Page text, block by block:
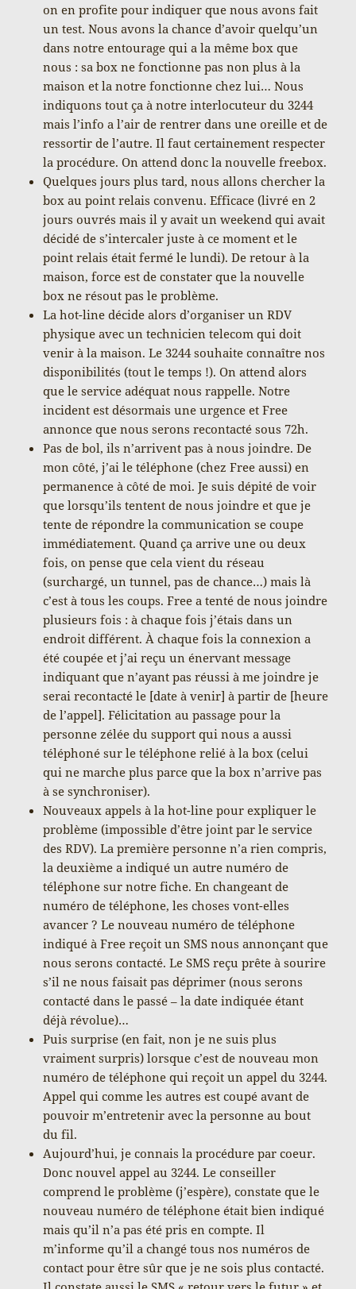
on en profite pour indiquer que nous avons fait
un test. Nous avons la chance d’avoir quelqu’un
dans notre entourage qui a la même box que
nous : sa box ne fonctionne pas non plus à la
maison et la notre fonctionne chez lui… Nous
indiquons tout ça à notre interlocuteur du 3244
mais l’info a l’air de rentrer dans une oreille et de
ressortir de l’autre. Il faut certainement respecter
la procédure. On attend donc la nouvelle freebox.
Quelques jours plus tard, nous allons chercher la
box au point relais convenu. Efficace (livré en 2
jours ouvrés mais il y avait un weekend qui avait
décidé de s’intercaler juste à ce moment et le
point relais était fermé le lundi). De retour à la
maison, force est de constater que la nouvelle
box ne résout pas le problème.
La hot-line décide alors d’organiser un RDV
physique avec un technicien telecom qui doit
venir à la maison. Le 3244 souhaite connaître nos
disponibilités (tout le temps !). On attend alors
que le service adéquat nous rappelle. Notre
incident est désormais une urgence et Free
annonce que nous serons recontacté sous 72h.
Pas de bol, ils n’arrivent pas à nous joindre. De
mon côté, j’ai le téléphone (chez Free aussi) en
permanence à côté de moi. Je suis dépité de voir
que lorsqu’ils tentent de nous joindre et que je
tente de répondre la communication se coupe
immédiatement. Quand ça arrive une ou deux
fois, on pense que cela vient du réseau
(surchargé, un tunnel, pas de chance…) mais là
c’est à tous les coups. Free a tenté de nous joindre
plusieurs fois : à chaque fois j’étais dans un
endroit différent. À chaque fois la connexion a
été coupée et j’ai reçu un énervant message
indiquant que n’ayant pas réussi à me joindre je
serai recontacté le [date à venir] à partir de [heure
de l’appel]. Félicitation au passage pour la
personne zélée du support qui nous a aussi
téléphoné sur le téléphone relié à la box (celui
qui ne marche plus parce que la box n’arrive pas
à se synchroniser).
Nouveaux appels à la hot-line pour expliquer le
problème (impossible d’être joint par le service
des RDV). La première personne n’a rien compris,
la deuxième a indiqué un autre numéro de
téléphone sur notre fiche. En changeant de
numéro de téléphone, les choses vont-elles
avancer ? Le nouveau numéro de téléphone
indiqué à Free reçoit un SMS nous annonçant que
nous serons contacté. Le SMS reçu prête à sourire
s’il ne nous faisait pas déprimer (nous serons
contacté dans le passé – la date indiquée étant
déjà révolue)…
Puis surprise (en fait, non je ne suis plus
vraiment surpris) lorsque c’est de nouveau mon
numéro de téléphone qui reçoit un appel du 3244.
Appel qui comme les autres est coupé avant de
pouvoir m’entretenir avec la personne au bout
du fil.
Aujourd’hui, je connais la procédure par coeur.
Donc nouvel appel au 3244. Le conseiller
comprend le problème (j’espère), constate que le
nouveau numéro de téléphone était bien indiqué
mais qu’il n’a pas été pris en compte. Il
m’informe qu’il a changé tous nos numéros de
contact pour être sûr que je ne sois plus contacté.